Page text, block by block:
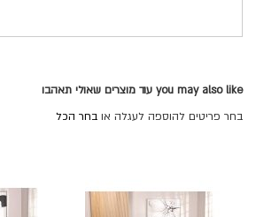
you may also like עוד מוצרים שאולי תאהבו
בחר פריטים להוספה לעגלה או בחר הכל